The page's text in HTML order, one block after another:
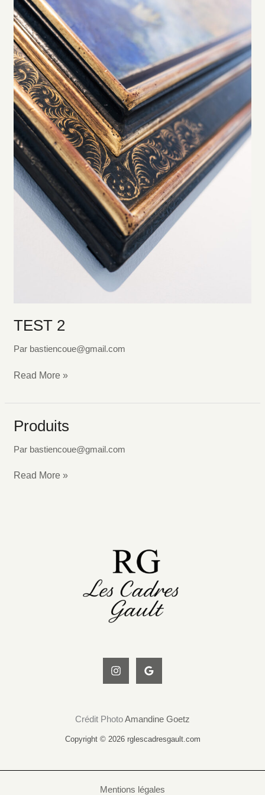
TEST 2
Par bastiencoue@gmail.com
Read More »
Produits
Par bastiencoue@gmail.com
Produits
Read More »
Crédit PhotoAmandine Goetz
Copyright © 2026 rglescadresgault.com
Mentions légales